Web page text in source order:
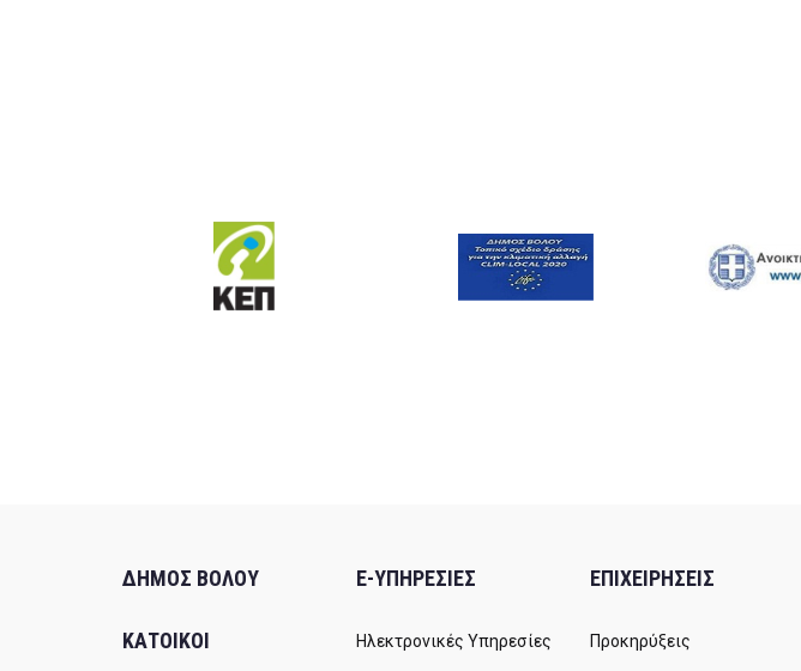
ΔΗΜΟΣ ΒΟΛΟΥ
ΚΑΤΟΙΚΟΙ
E-ΥΠΗΡΕΣΙΕΣ
Ηλεκτρονικές Υπηρεσίες
ΕΠΙΧΕΙΡΗΣΕΙΣ
Προκηρύξεις